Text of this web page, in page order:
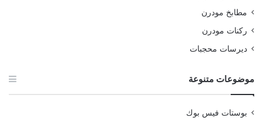
مطابخ مودرن
ركنات مودرن
ديرسات محجبات
موضوعات متنوعة
بوستات فيس بوك